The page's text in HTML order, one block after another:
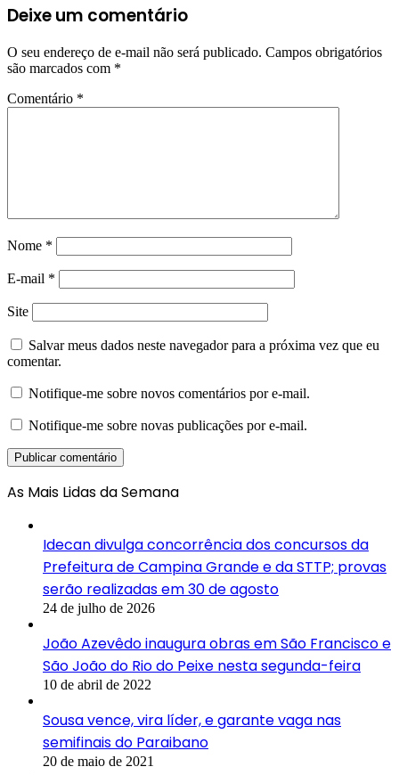
Deixe um comentário
O seu endereço de e-mail não será publicado. Campos obrigatórios
são marcados com *
Comentário *
Nome *
E-mail *
Site
Salvar meus dados neste navegador para a próxima vez que eu
comentar.
Notifique-me sobre novos comentários por e-mail.
Notifique-me sobre novas publicações por e-mail.
As Mais Lidas da Semana
Idecan divulga concorrência dos concursos da
Prefeitura de Campina Grande e da STTP; provas
serão realizadas em 30 de agosto
24 de julho de 2026
João Azevêdo inaugura obras em São Francisco e
São João do Rio do Peixe nesta segunda-feira
10 de abril de 2022
Sousa vence, vira líder, e garante vaga nas
semifinais do Paraibano
20 de maio de 2021